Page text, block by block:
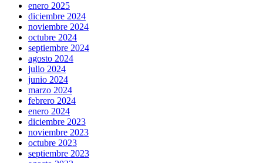
enero 2025
diciembre 2024
noviembre 2024
octubre 2024
septiembre 2024
agosto 2024
julio 2024
junio 2024
marzo 2024
febrero 2024
enero 2024
diciembre 2023
noviembre 2023
octubre 2023
septiembre 2023